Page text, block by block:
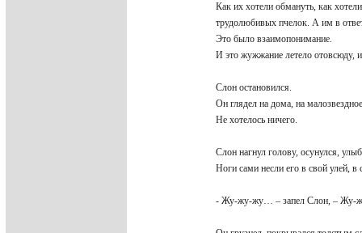
Как их хотели обмануть, как
трудолюбивых пчелок. А им в
Это было взаимопонимание.
И это жужжание летело отовсюду,
Слон остановился.
Он глядел на дома, на
Не хотелось ничего.
Слон нагнул голову, осунулся,
Ноги сами несли его в свой улей,
- Жу-жу-жу… – запел Слон, –